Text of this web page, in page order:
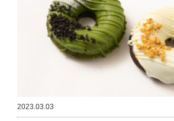
2023.03.03